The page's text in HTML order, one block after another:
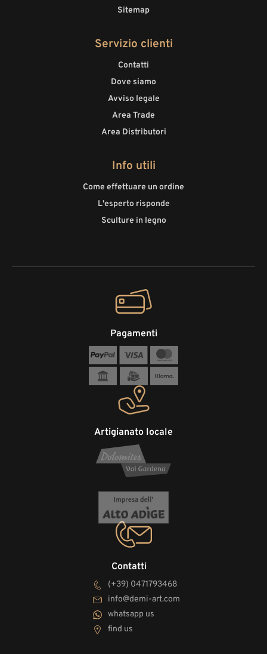
Sitemap
Servizio clienti
Contatti
Dove siamo
Avviso legale
Area Trade
Area Distributori
Info utili
Come effettuare un ordine
L'esperto risponde
Sculture in legno
Contatti
(+39) 0471793468
info@demi-art.com
whatsapp us
find us
Artigianato locale
Pagamenti